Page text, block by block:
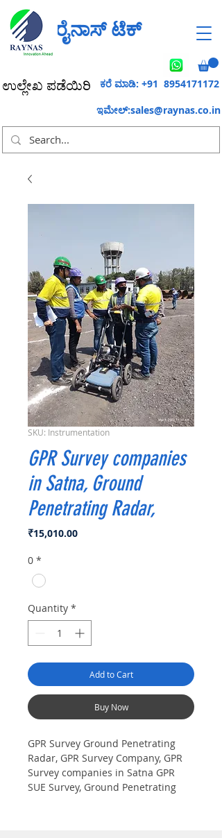
ಉಲ್ಲೇಖ ಪಡೆಯಿರಿ
ರೈನಾಸ್ ಟೆಕ್
ಕರೆ ಮಾಡಿ: +91 8954171172
ಇಮೇಲ್:sales@raynas.co.in
SKU: Instrumentation
GPR Survey companies
in Satna, Ground
Penetrating Radar,
₹15,010.00Price
0 *
Quantity *
Add to Cart
Buy Now
GPR Survey Ground Penetrating
Radar, GPR Survey Company, GPR
Survey companies in Satna GPR
SUE Survey, Ground Penetrating